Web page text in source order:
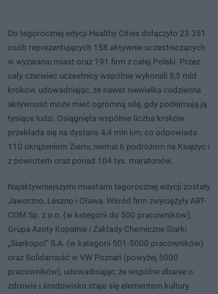
Do tegorocznej edycji Healthy Cities dołączyło 23 351
osób reprezentujących 158 aktywnie uczestniczących
w wyzwaniu miast oraz 191 firm z całej Polski. Przez
cały czerwiec uczestnicy wspólnie wykonali 5,5 mld
kroków, udowadniając, że nawet niewielka codzienna
aktywność może mieć ogromną siłę, gdy podejmują ją
tysiące ludzi. Osiągnięta wspólnie liczba kroków
przekłada się na dystans 4,4 mln km, co odpowiada
110 okrążeniom Ziemi, niemal 6 podróżom na Księżyc i
z powrotem oraz ponad 104 tys. maratonów.
Najaktywniejszymi miastami tegorocznej edycji zostały
Jaworzno, Leszno i Oława. Wśród firm zwyciężyły ART-
COM Sp. z o.o. (w kategorii do 500 pracowników),
Grupa Azoty Kopalnie i Zakłady Chemiczne Siarki
„Siarkopol” S.A. (w kategorii 501-5000 pracowników)
oraz Solidarność w VW Poznań (powyżej 5000
pracowników), udowadniając, że wspólne dbanie o
zdrowie i środowisko staje się elementem kultury